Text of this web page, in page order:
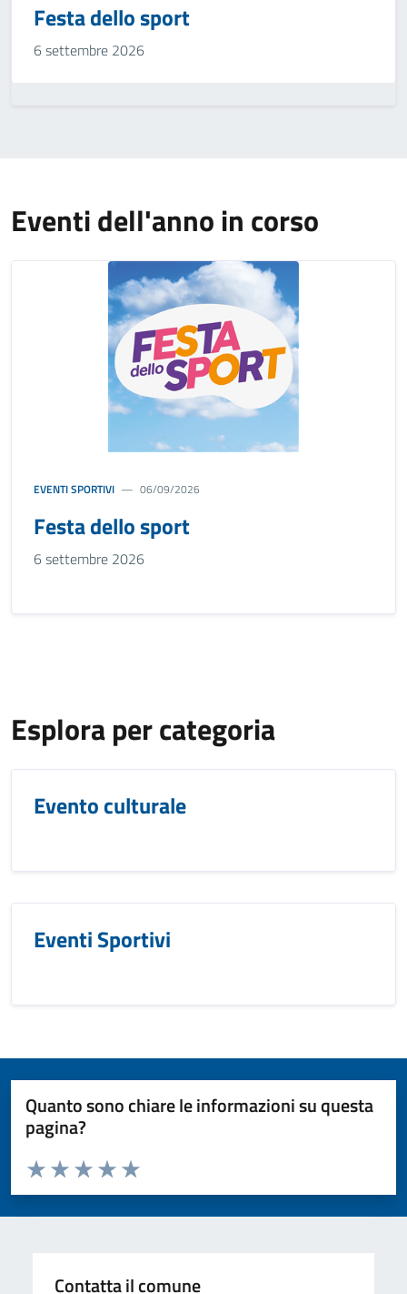
Festa dello sport
6 settembre 2026
Eventi dell'anno in corso
EVENTI SPORTIVI 06/09/2026
Festa dello sport
6 settembre 2026
Esplora per categoria
Evento culturale
Eventi Sportivi
Quanto sono chiare le informazioni su questa
pagina?
Valuta da 1 a 5 stelle la pagina
Valuta 5 stelle su 5
Valuta 4 stelle su 5
Valuta 3 stelle su 5
Valuta 2 stelle su 5
Valuta 1 stelle su 5
Contatta il comune